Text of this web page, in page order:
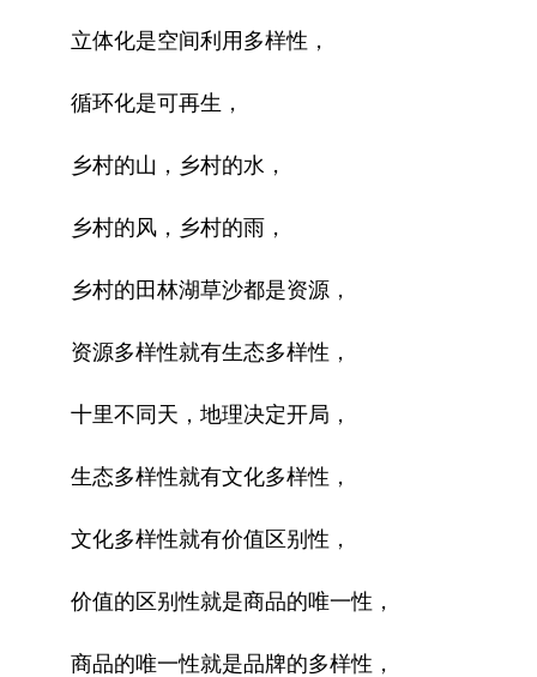
立体化是空间利用多样性，
循环化是可再生，
乡村的山，乡村的水，
乡村的风，乡村的雨，
乡村的田林湖草沙都是资源，
资源多样性就有生态多样性，
十里不同天，地理决定开局，
生态多样性就有文化多样性，
文化多样性就有价值区别性，
价值的区别性就是商品的唯一性，
商品的唯一性就是品牌的多样性，